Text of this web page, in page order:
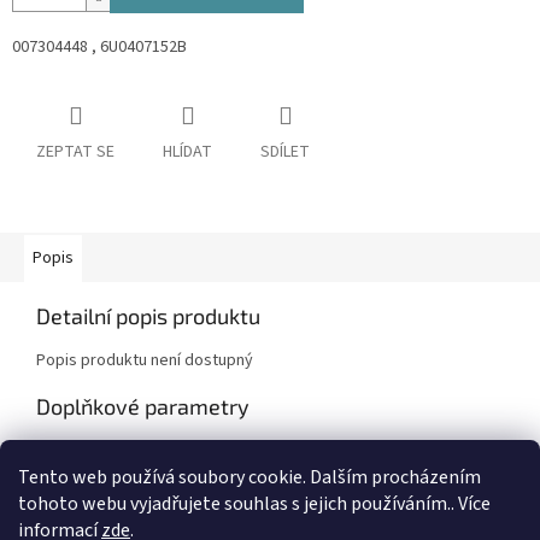
Tento web používá soubory cookie. Dalším procházením
tohoto webu vyjadřujete souhlas s jejich používáním.. Více
informacízde.
007304448 , 6U0407152B
ZEPTAT SE HLÍDAT SDÍLET
Popis
Detailní popis produktu
Popis produktu není dostupný
Doplňkové parametry
Záruka: 2 roky